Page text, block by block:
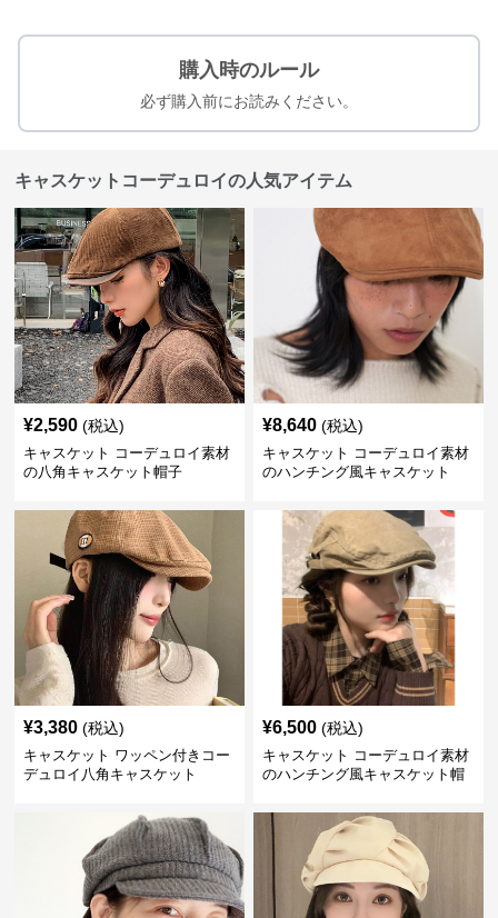
購入時のルール
必ず購入前にお読みください。
キャスケットコーデュロイの人気アイテム
¥2,590 (税込)
キャスケット コーデュロイ素材
の八角キャスケット帽子
¥8,640 (税込)
キャスケット コーデュロイ素材
のハンチング風キャスケット
¥3,380 (税込)
キャスケット ワッペン付きコー
デュロイ八角キャスケット
¥6,500 (税込)
キャスケット コーデュロイ素材
のハンチング風キャスケット帽